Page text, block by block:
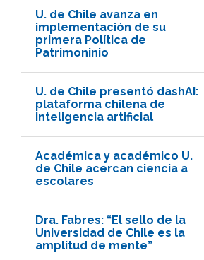
U. de Chile avanza en
implementación de su
primera Política de
Patrimoninio
U. de Chile presentó dashAI:
plataforma chilena de
inteligencia artificial
Académica y académico U.
de Chile acercan ciencia a
escolares
Dra. Fabres: “El sello de la
Universidad de Chile es la
amplitud de mente”